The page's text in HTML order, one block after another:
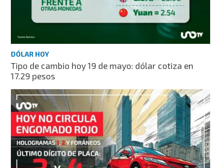
DÓLAR HOY
Tipo de cambio hoy 19 de mayo: dólar cotiza en
17.29 pesos